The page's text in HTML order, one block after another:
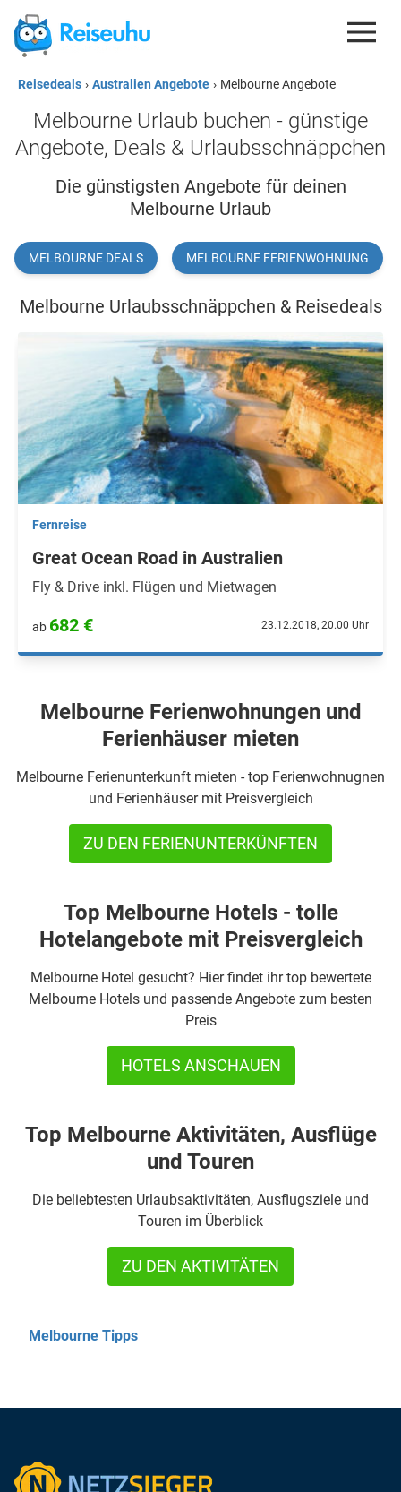
REISEDEALS
GUTSCHEINE
ESIM
REISEBLOG
Reisedeals › Australien Angebote › Melbourne Angebote
Melbourne Urlaub buchen - günstige
Angebote, Deals & Urlaubsschnäppchen
Die günstigsten Angebote für deinen
Melbourne Urlaub
MELBOURNE DEALS MELBOURNE FERIENWOHNUNG
Melbourne Urlaubsschnäppchen & Reisedeals
Fernreise
Great Ocean Road in Australien
Fly & Drive inkl. Flügen und Mietwagen
ab 682 € 23.12.2018, 20.00 Uhr
Melbourne Ferienwohnungen und
Ferienhäuser mieten
Melbourne Ferienunterkunft mieten - top Ferienwohnugnen
und Ferienhäuser mit Preisvergleich
ZU DEN FERIENUNTERKÜNFTEN
Top Melbourne Hotels - tolle
Hotelangebote mit Preisvergleich
Melbourne Hotel gesucht? Hier findet ihr top bewertete
Melbourne Hotels und passende Angebote zum besten
Preis
HOTELS ANSCHAUEN
Top Melbourne Aktivitäten, Ausflüge
und Touren
Die beliebtesten Urlaubsaktivitäten, Ausflugsziele und
Touren im Überblick
ZU DEN AKTIVITÄTEN
Melbourne Tipps